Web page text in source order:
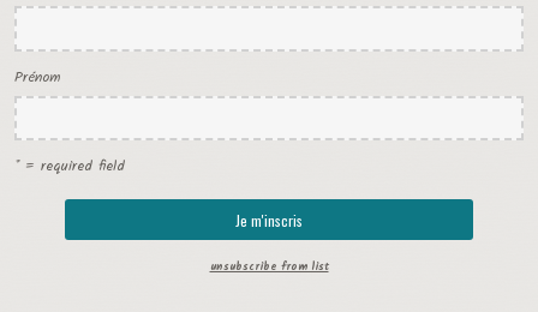
Prénom
* = required field
unsubscribe from list